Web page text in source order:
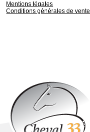
Mentions légales
Conditions générales de vente